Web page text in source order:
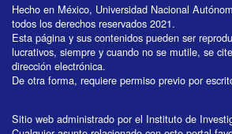
Hecho en México, Universidad Nacional
todos los derechos reservados 2021.
Esta página y sus contenidos pueden ser
lucrativos, siempre y cuando no se mutile, se
dirección electrónica.
De otra forma, requiere permiso previo por
Sitio web administrado por el Instituto de